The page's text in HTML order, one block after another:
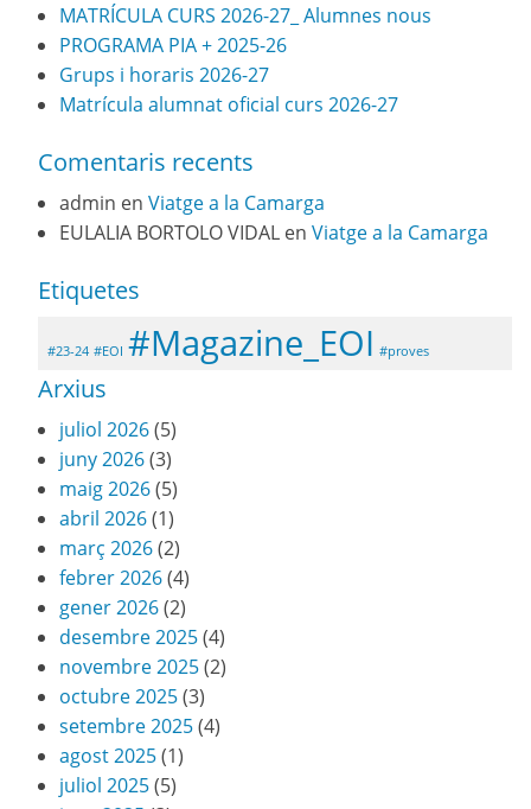
MATRÍCULA CURS 2026-27_ Alumnes nous
PROGRAMA PIA + 2025-26
Grups i horaris 2026-27
Matrícula alumnat oficial curs 2026-27
Comentaris recents
admin en Viatge a la Camarga
EULALIA BORTOLO VIDAL en Viatge a la Camarga
Etiquetes
#23-24 #EOI #Magazine_EOI #proves
Arxius
juliol 2026(5)
juny 2026(3)
maig 2026(5)
abril 2026(1)
març 2026(2)
febrer 2026(4)
gener 2026(2)
desembre 2025(4)
novembre 2025(2)
octubre 2025(3)
setembre 2025(4)
agost 2025(1)
juliol 2025(5)